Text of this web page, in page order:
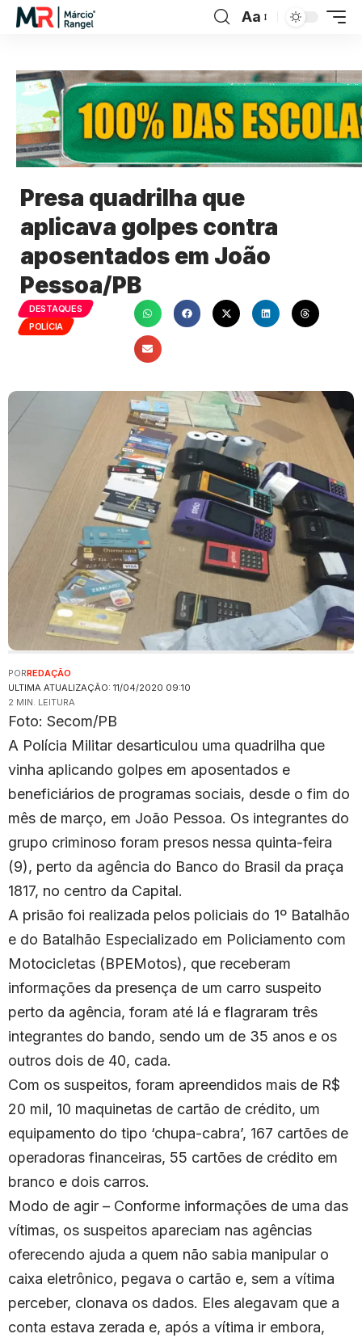
Aa
Presa quadrilha que
aplicava golpes contra
aposentados em João
Pessoa/PB
DESTAQUES
POLÍCIA
ULTIMA ATUALIZAÇÃO: 11/04/2020 09:10
PORREDAÇÃO
2 MIN. LEITURA
Foto: Secom/PB
A Polícia Militar desarticulou uma quadrilha que
vinha aplicando golpes em aposentados e
beneficiários de programas sociais, desde o fim do
mês de março, em João Pessoa. Os integrantes do
grupo criminoso foram presos nessa quinta-feira
(9), perto da agência do Banco do Brasil da praça
1817, no centro da Capital.
A prisão foi realizada pelos policiais do 1º Batalhão
e do Batalhão Especializado em Policiamento com
Motocicletas (BPEMotos), que receberam
informações da presença de um carro suspeito
perto da agência, foram até lá e flagraram três
integrantes do bando, sendo um de 35 anos e os
outros dois de 40, cada.
Com os suspeitos, foram apreendidos mais de R$
20 mil, 10 maquinetas de cartão de crédito, um
equipamento do tipo ‘chupa-cabra’, 167 cartões de
operadoras financeiras, 55 cartões de crédito em
branco e dois carros.
Modo de agir – Conforme informações de uma das
vítimas, os suspeitos apareciam nas agências
oferecendo ajuda a quem não sabia manipular o
caixa eletrônico, pegava o cartão e, sem a vítima
perceber, clonava os dados. Eles alegavam que a
conta estava zerada e, após a vítima ir embora,